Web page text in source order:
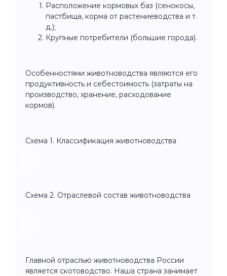
Расположение кормовых баз (сенокосы,
пастбища, корма от растениеводства и т.
д.);
Крупные потребители (большие города).
Особенностями животноводства являются его
продуктивность и себестоимость (затраты на
производство, хранение, расходование
кормов).
Схема 1. Классификация животноводства
Схема 2. Отраслевой состав животноводства
Главной отраслью животноводства России
является скотоводство. Наша страна занимает